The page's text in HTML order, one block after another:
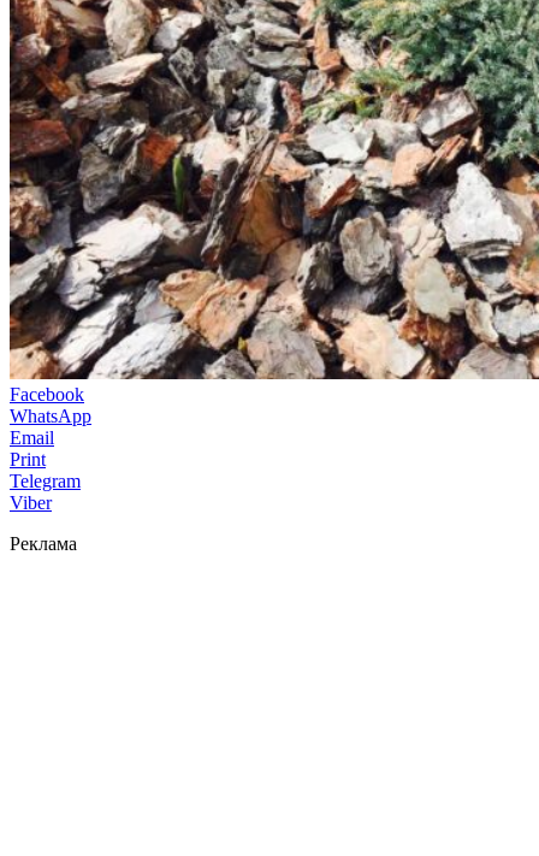
Facebook
WhatsApp
Email
Print
Telegram
Viber
Реклама